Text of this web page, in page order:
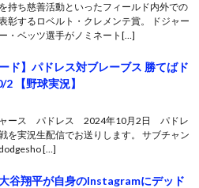
持ち慈善活動といったフィールド内外での
彰するロベルト・クレメンテ賞。 ドジャー
・ベッツ選手がノミネート[…]
ド】パドレス対ブレーブス 勝てばド
【野球実況】
ース パドレス 2024年10月2日 パドレ
を実況生配信でお送りします。 サブチャン
[…]
大谷翔平が自身のInstagramにデッド